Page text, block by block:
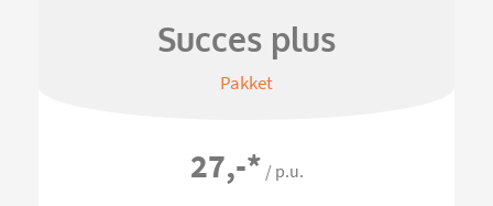
Succes plus
Pakket
27,-* / p.u.